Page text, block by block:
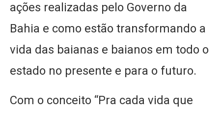
ações realizadas pelo Governo da
Bahia e como estão transformando a
vida das baianas e baianos em todo o
estado no presente e para o futuro.
Com o conceito “Pra cada vida que